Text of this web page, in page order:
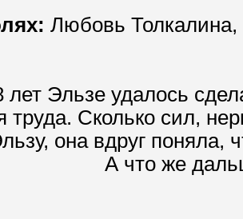
Любовь
лет Эльзе удалось
труда. Сколько сил,
она вдруг
А что же